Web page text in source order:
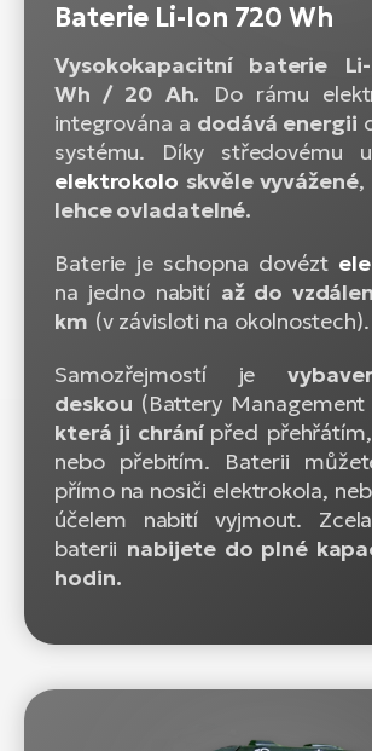
Baterie Li-Ion 720 Wh
Vysokokapacitní baterie
Wh / 20 Ah. Do rámu
integrována a dodává energii
systému. Díky středovému
elektrokolo skvěle vyvážené,
lehce ovladatelné.
Baterie je schopna dovézt
na jedno nabití až do
km (v závisloti na okolnostech).
Samozřejmostí je
deskou (Battery Management
která ji chrání před
nebo přebitím. Baterii
přímo na nosiči elektrokola,
účelem nabití vyjmout.
baterii nabijete do plné
hodin.